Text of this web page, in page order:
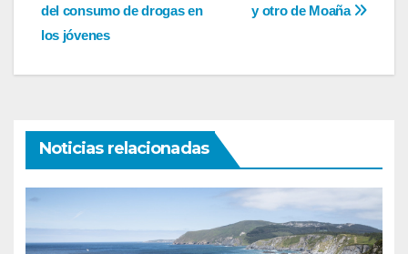
entradas
y otro de Moaña
del consumo de drogas en
los jóvenes
Noticias relacionadas